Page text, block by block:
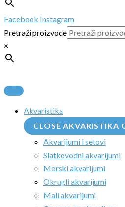
Facebook Instagram
Pretraži proizvode
×
Akvaristika
CLOSE AKVARISTIKA
Akvarijumi i setovi
Slatkovodni akvarijumi
Morski akvarijumi
Okrugli akvarijumi
Mali akvarijumi